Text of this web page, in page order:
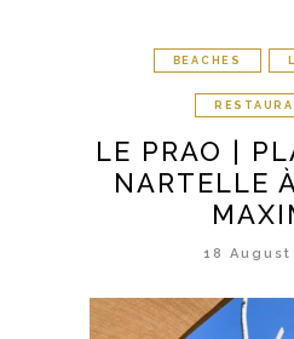
BEACHES
LE PRAO |
NARTELLE
18 August